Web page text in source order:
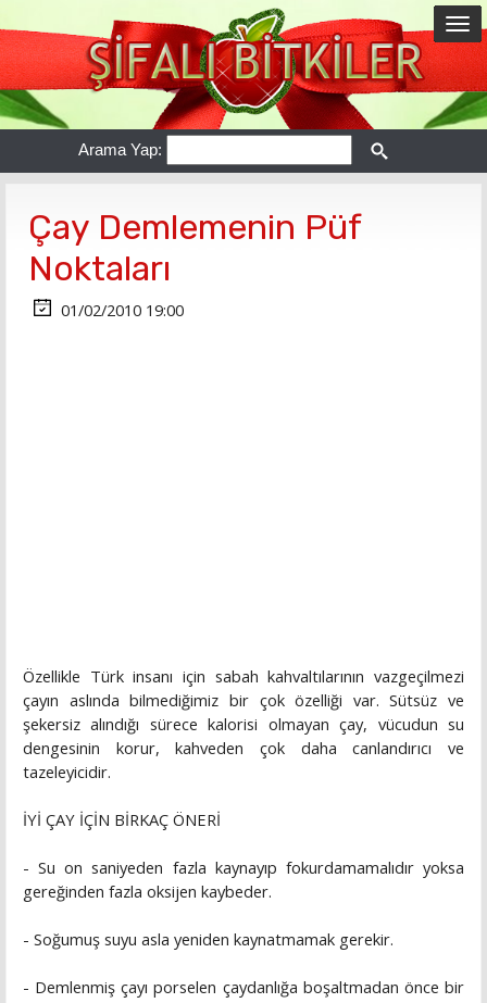
Arama Yap:
Çay Demlemenin Püf
Noktaları
01/02/2010 19:00
Özellikle Türk insanı için sabah kahvaltılarının vazgeçilmezi
çayın aslında bilmediğimiz bir çok özelliği var. Sütsüz ve
şekersiz alındığı sürece kalorisi olmayan çay, vücudun su
dengesinin korur, kahveden çok daha canlandırıcı ve
tazeleyicidir.
İYİ ÇAY İÇİN BİRKAÇ ÖNERİ
- Su on saniyeden fazla kaynayıp fokurdamamalıdır yoksa
gereğinden fazla oksijen kaybeder.
- Soğumuş suyu asla yeniden kaynatmamak gerekir.
- Demlenmiş çayı porselen çaydanlığa boşaltmadan önce bir